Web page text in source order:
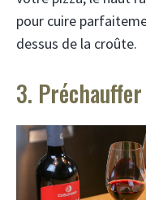
pour cuire
dessus de la croûte.
3.